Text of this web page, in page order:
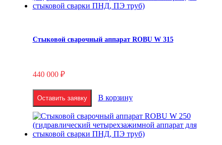
Стыковой сварочный аппарат ROBU W 315
440 000 ₽
Оставить заявку В корзину